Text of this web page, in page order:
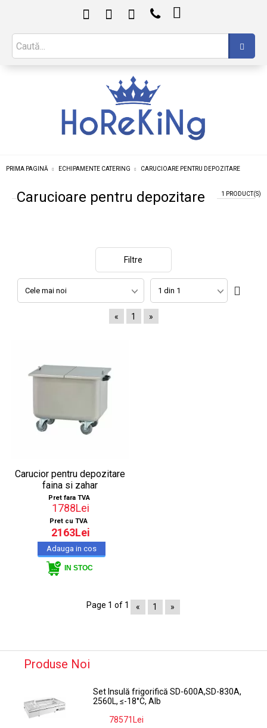

PRIMA PAGINĂ ECHIPAMENTE CATERING CARUCIOARE PENTRU DEPOZITARE
1 PRODUCT(S)
Carucioare pentru depozitare
Filtre
« 1 »
Carucior pentru depozitare
faina si zahar
Pret fara TVA
1788Lei
Pret cu TVA
2163Lei
IN STOC
Page 1 of 1 « 1 »
Produse Noi
Set Insulă frigorifică SD-600A,SD-830A,
2560L, ≤-18°C, Alb
78571Lei